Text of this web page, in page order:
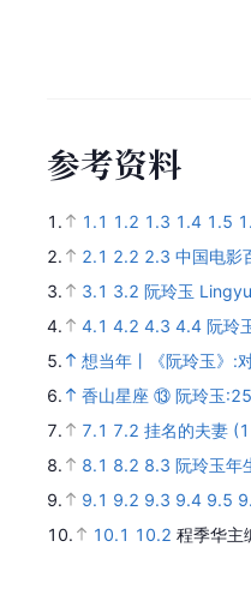
参考资料
1. 1.1 1.2 1.3 1.4 1.5
2.
2.1 2.2 2.3 中国电影
3.
3.1 3.2 阮玲玉
4.
4.1 4.2 4.3 4.4 阮玲
5.
想当年丨《阮玲玉》:
6.
香山星座 ⑬ 阮玲玉
7.
7.1 7.2 挂名的夫妻
8.
8.1 8.2 8.3 阮玲玉年
9.
9.1 9.2 9.3 9.4 9.5
10.
10.1 10.2 程季华主